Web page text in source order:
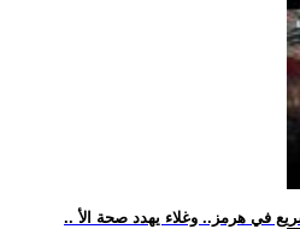
في هرمز.. وغلاء يهدد صحة الأ